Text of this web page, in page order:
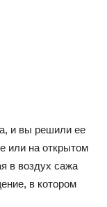
и вы решили ее
или на открытом
в воздух сажа
в котором